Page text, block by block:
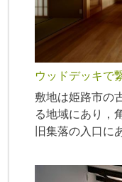
ウッドデッキ
敷地は姫路市の
る地域にあり，
旧集落の入口に